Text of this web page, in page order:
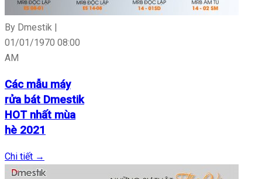
By Dmestik |
01/01/1970 08:00
AM
Các mẫu máy
rửa bát Dmestik
HOT nhất mùa
hè 2021
Chi tiết →